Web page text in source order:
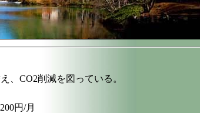
CO2削減を図っている。
円/月